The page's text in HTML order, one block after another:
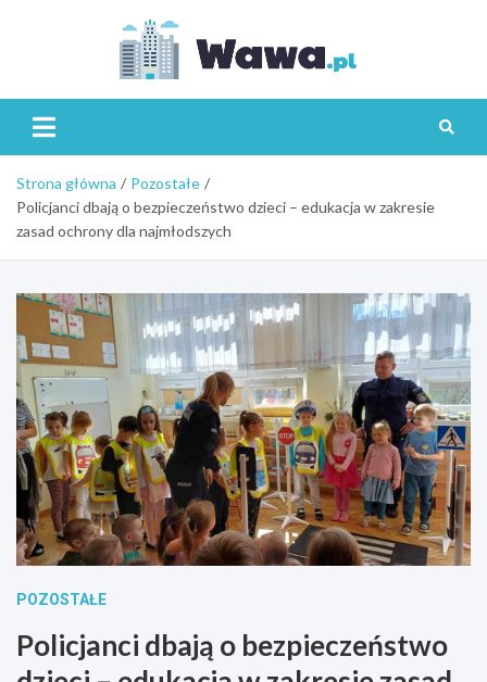
Strona główna
Pozostałe
Policjanci dbają o bezpieczeństwo dzieci – edukacja w zakresie
zasad ochrony dla najmłodszych
POZOSTAŁE
Policjanci dbają o bezpieczeństwo